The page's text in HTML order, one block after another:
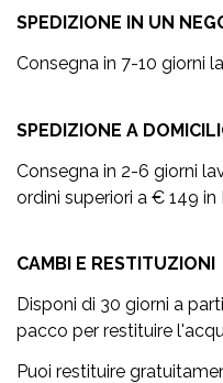
SPEDIZIONE IN UN
Consegna in 7-10 giorni
SPEDIZIONE A
Consegna in 2-6 giorni
ordini superiori a € 149 in
CAMBI E RESTITUZIONI
Disponi di 30 giorni a
pacco per restituire
Puoi restituire